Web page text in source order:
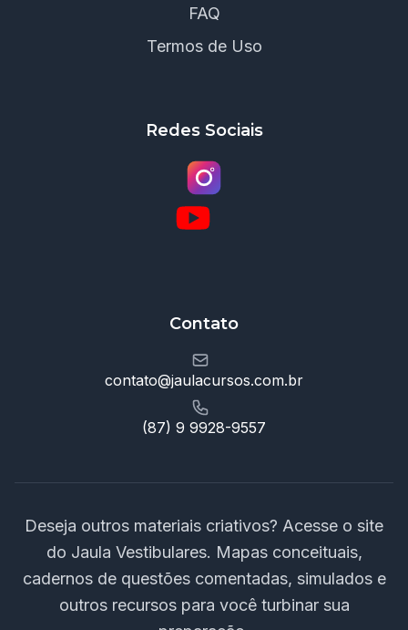
FAQ
Termos de Uso
Redes Sociais
Contato
contato@jaulacursos.com.br
(87) 9 9928-9557
Deseja outros materiais criativos? Acesse o site
do Jaula Vestibulares. Mapas conceituais,
cadernos de questões comentadas, simulados e
outros recursos para você turbinar sua